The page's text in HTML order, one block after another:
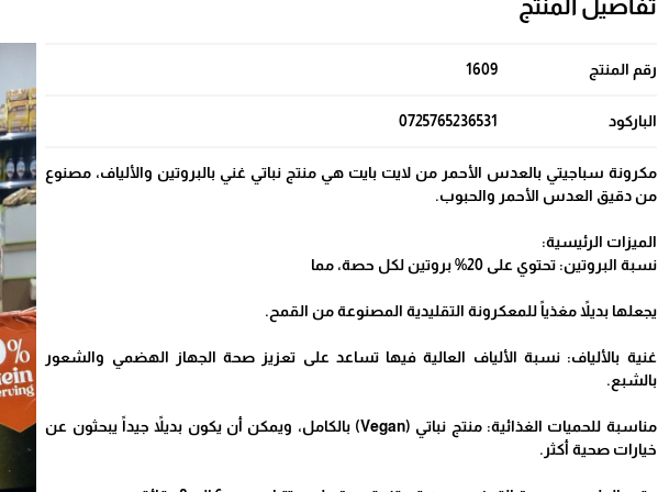
تفاصيل المنتج
رقم المنتج 1609
الباركود 0725765236531
مكرونة سباجيتي بالعدس الأحمر من لايت بايت هي منتج نباتي غني بالبروتين والألياف، مصنوع
من دقيق العدس الأحمر والحبوب.
الميزات الرئيسية:
نسبة البروتين: تحتوي على 20% بروتين لكل حصة، مما
يجعلها بديلاً مغذياً للمعكرونة التقليدية المصنوعة من القمح.
غنية بالألياف: نسبة الألياف العالية فيها تساعد على تعزيز صحة الجهاز الهضمي والشعور
بالشبع.
مناسبة للحميات الغذائية: منتج نباتي (Vegan) بالكامل، ويمكن أن يكون بديلاً جيداً يبحثون عن
خيارات صحية أكثر.